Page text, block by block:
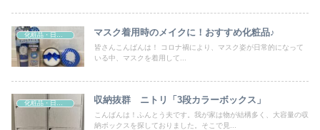
マスク着用時のメイクに！おすすめ化粧品♪
皆さんこんばんは！ コロナ禍により、マスク姿が日常的になって
いる中、マスクを着用して...
収納抜群 ニトリ「3段カラーボックス」
こんばんは！ふんとう夫です。我が家は物が結構多く、大容量の収
納ボックスを探しておりました。そこで見...